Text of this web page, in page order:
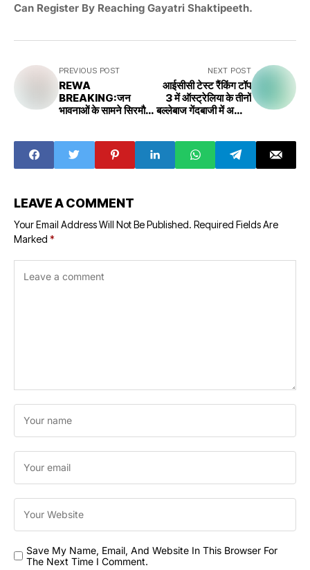
Can Register By Reaching Gayatri Shaktipeeth.
PREVIOUS POST
REWA
BREAKING:जन
भावनाओं के सामने सिरमौर
NEXT POST
आईसीसी टेस्ट रैंकिंग टॉप
3 में ऑस्ट्रेलिया के तीनों
बल्लेबाज गेंदबाजी में अश्विन
LEAVE A COMMENT
Your Email Address Will Not Be Published. Required Fields Are
Marked *
Save My Name, Email, And Website In This Browser For
The Next Time I Comment.